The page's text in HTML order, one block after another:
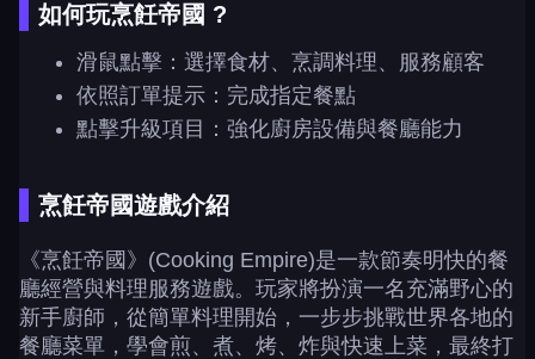
如何玩烹飪帝國 ?
滑鼠點擊：選擇食材、烹調料理、服務顧客
依照訂單提示：完成指定餐點
點擊升級項目：強化廚房設備與餐廳能力
烹飪帝國遊戲介紹
《烹飪帝國》(Cooking Empire)是一款節奏明快的餐
廳經營與料理服務遊戲。玩家將扮演一名充滿野心的
新手廚師，從簡單料理開始，一步步挑戰世界各地的
餐廳菜單，學會煎、煮、烤、炸與快速上菜，最終打